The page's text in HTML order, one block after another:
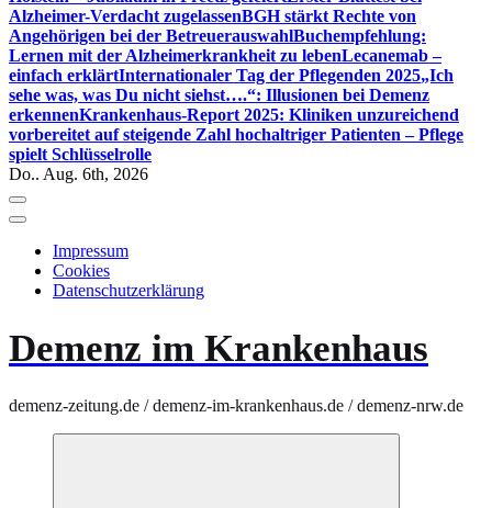
Alzheimer-Verdacht zugelassenBGH stärkt Rechte von
Angehörigen bei der BetreuerauswahlBuchempfehlung:
Lernen mit der Alzheimerkrankheit zu lebenLecanemab –
einfach erklärtInternationaler Tag der Pflegenden 2025„Ich
sehe was, was Du nicht siehst….“: Illusionen bei Demenz
erkennenKrankenhaus-Report 2025: Kliniken unzureichend
vorbereitet auf steigende Zahl hochaltriger Patienten – Pflege
spielt Schlüsselrolle
Do.. Aug. 6th, 2026
Impressum
Cookies
Datenschutzerklärung
Demenz im Krankenhaus
demenz-zeitung.de / demenz-im-krankenhaus.de / demenz-nrw.de